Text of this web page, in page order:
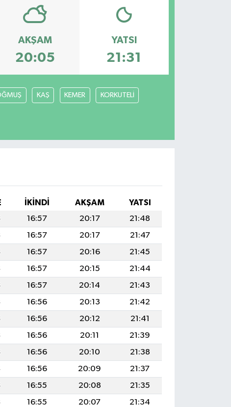
AKŞAM
20:05
YATSI
21:31
KAŞ KEMER KORKUTELİ
İKINDI AKŞAM
YATSI
16:57 20:17
21:48
16:57 20:17
21:47
16:57 20:16
21:45
16:57 20:15
21:44
16:57 20:14
21:43
16:56 20:13
21:42
16:56 20:12
21:41
16:56 20:11
21:39
16:56 20:10
21:38
16:56 20:09
21:37
16:55 20:08
21:35
16:55 20:07
21:34